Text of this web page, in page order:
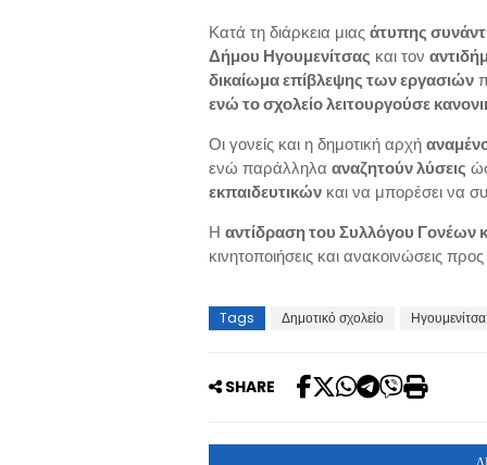
Κατά τη διάρκεια μιαςάτυπης
Δήμου Ηγουμενίτσας και τον
δικαίωμα επίβλεψης των εργασιών
ενώ το σχολείο λειτουργούσε
Οι γονείς και η δημοτική αρχή
ενώ παράλληλα αναζητούν λύσεις
εκπαιδευτικών και να μπορέσει να
Η αντίδραση του Συλλόγου Γονέων
κινητοποιήσεις και ανακοινώσεις
Tags Δημοτικό σχολείο Ηγουμενίτσα
SHARE